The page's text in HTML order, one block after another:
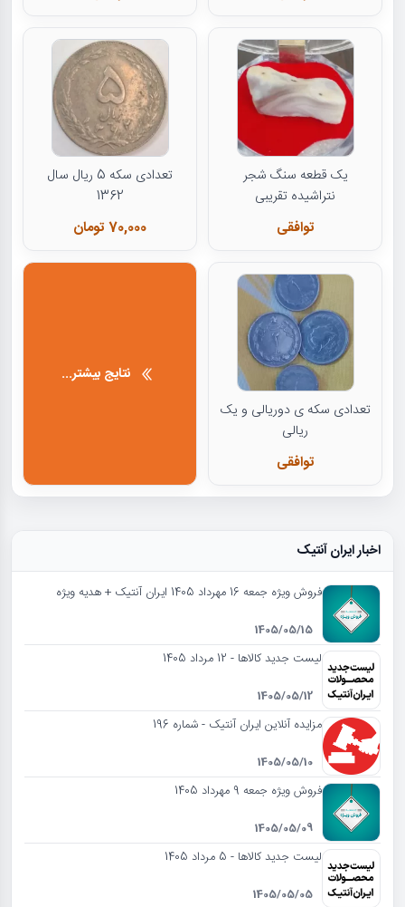
یک قطعه سنگ شجر
نتراشیده تقریبی
توافقی
تعدادی سکه 5 ریال سال
1362
70,000 تومان
تعدادی سکه ی دوریالی و یک
ریالی
توافقی
نتایج بیشتر...
اخبار ایران آنتیک
فروش ویژه جمعه 16 مهرداد 1405 ایران آنتیک + هدیه ویژه
1405/05/15
لیست جدید کالاها - 12 مرداد 1405
1405/05/12
مزایده آنلاین ایران آنتیک - شماره 196
1405/05/10
فروش ویژه جمعه 9 مهرداد 1405
1405/05/09
لیست جدید کالاها - 5 مرداد 1405
1405/05/05